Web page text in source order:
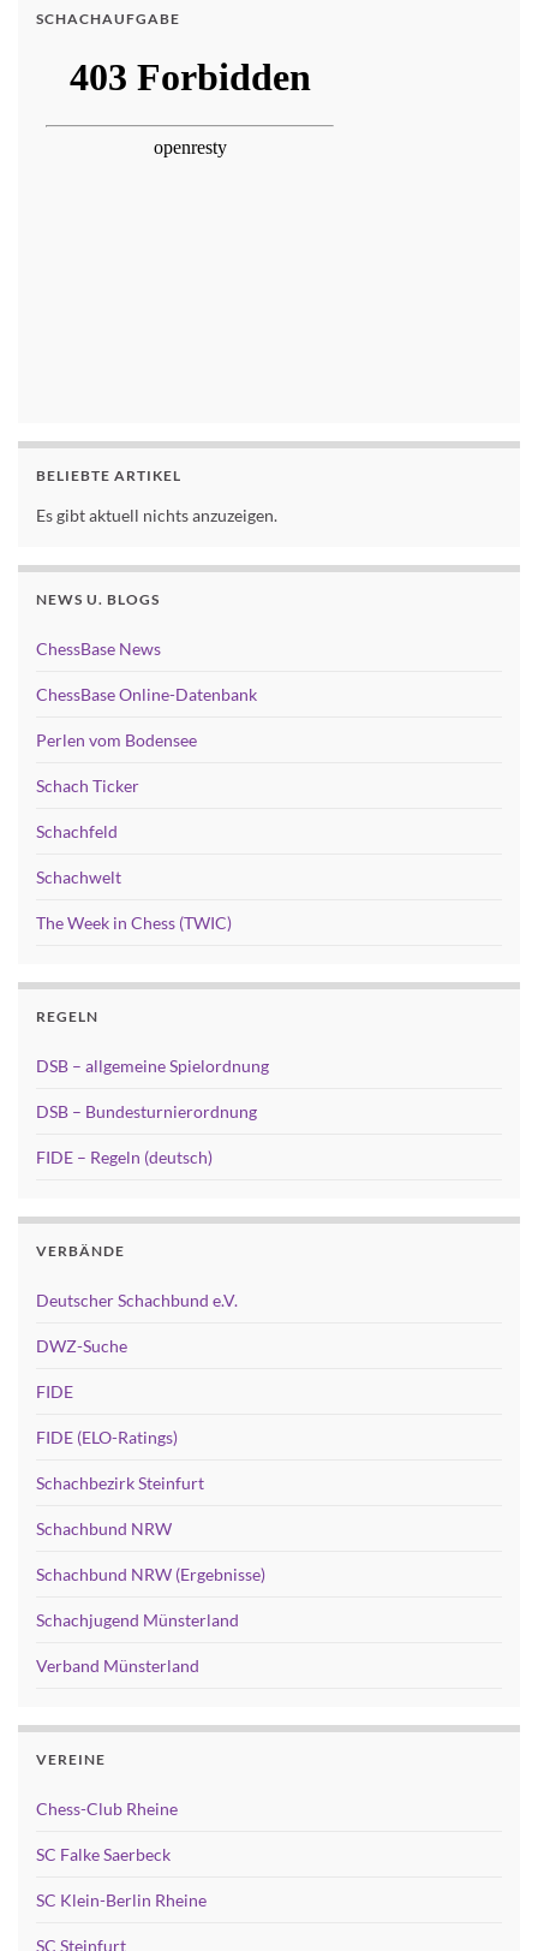
SCHACHAUFGABE
BELIEBTE ARTIKEL
Es gibt aktuell nichts anzuzeigen.
NEWS U. BLOGS
ChessBase News
ChessBase Online-Datenbank
Perlen vom Bodensee
Schach Ticker
Schachfeld
Schachwelt
The Week in Chess (TWIC)
REGELN
DSB – allgemeine Spielordnung
DSB – Bundesturnierordnung
FIDE – Regeln (deutsch)
VERBÄNDE
Deutscher Schachbund e.V.
DWZ-Suche
FIDE
FIDE (ELO-Ratings)
Schachbezirk Steinfurt
Schachbund NRW
Schachbund NRW (Ergebnisse)
Schachjugend Münsterland
Verband Münsterland
VEREINE
Chess-Club Rheine
SC Falke Saerbeck
SC Klein-Berlin Rheine
SC Steinfurt